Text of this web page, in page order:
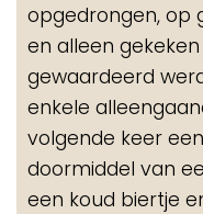
opgedrongen, op
en alleen
gewaardeerd
enkele
volgende keer
doormiddel van
een koud biertje